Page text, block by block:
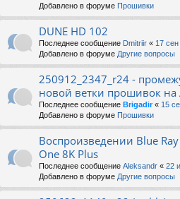
Добавлено в форуме Прошивки
DUNE HD 102
Последнее сообщение Dmitriir « 17
Добавлено в форуме Другие вопросы
250912_2347_r24 -
новой ветки прошивок на
Последнее сообщение Brigadir« 15
Добавлено в форуме Прошивки
Воспроизведении Blue
One 8K Plus
Последнее сообщение Aleksandr « 22
Добавлено в форуме Другие вопросы